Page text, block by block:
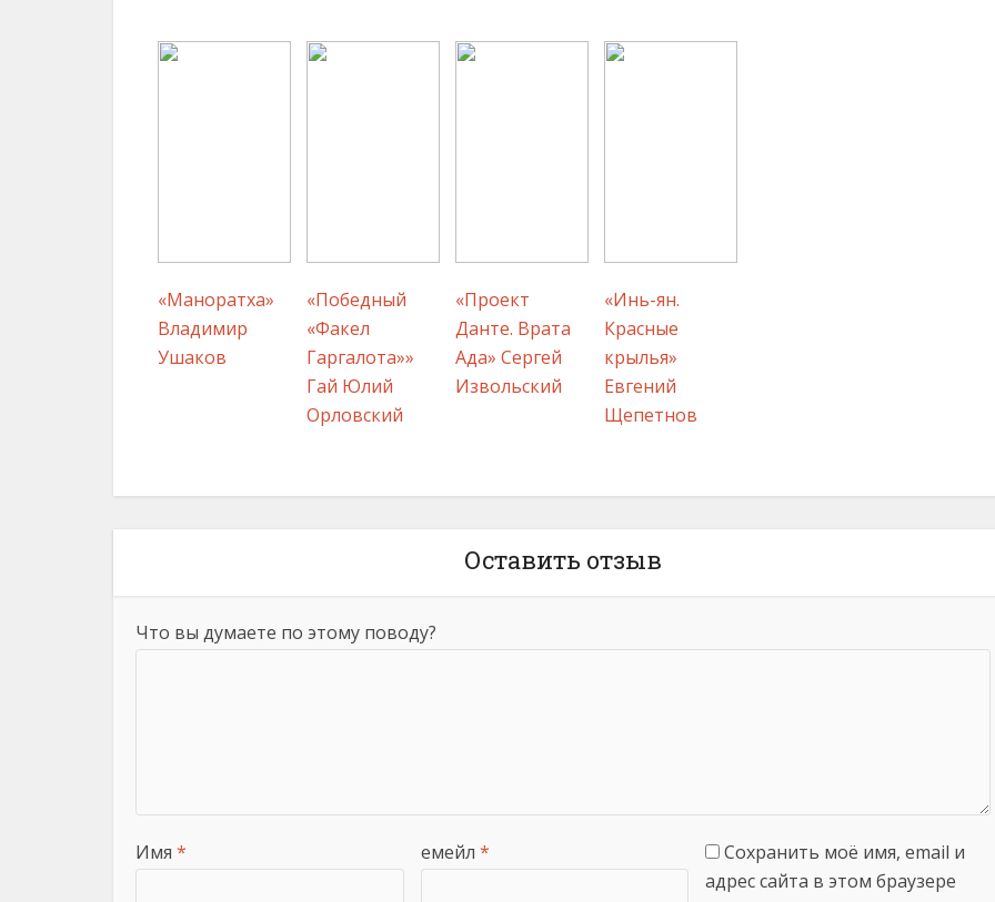
«Маноратха»
Владимир
Ушаков
«Победный
«Факел
Гаргалота»»
Гай Юлий
Орловский
«Проект
Данте. Врата
Ада» Сергей
Извольский
«Инь-ян.
Красные
крылья»
Евгений
Щепетнов
Оставить отзыв
Что вы думаете по этому поводу?
Имя * емейл *
Сохранить моё имя, email и
адрес сайта в этом браузере